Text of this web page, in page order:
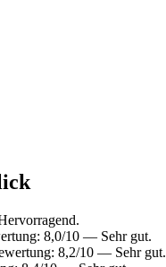
8,0/10 — Sehr gut.
8,2/10 — Sehr gut.